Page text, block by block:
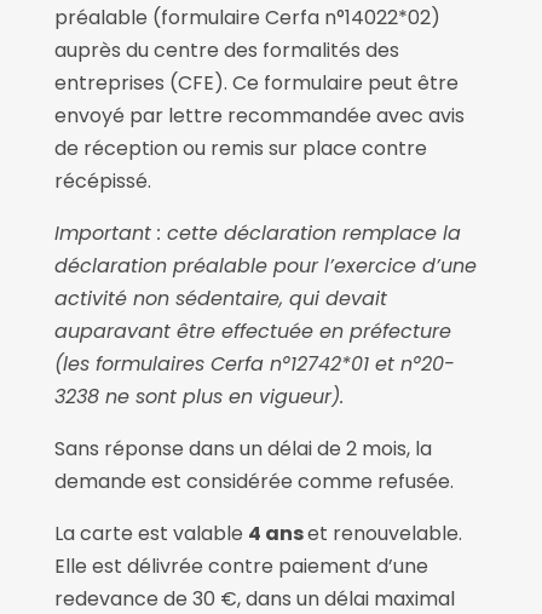
préalable (formulaire Cerfa n°14022*02)
auprès du centre des formalités des
entreprises (CFE). Ce formulaire peut être
envoyé par lettre recommandée avec avis
de réception ou remis sur place contre
récépissé.
Important : cette déclaration remplace la
déclaration préalable pour l’exercice d’une
activité non sédentaire, qui devait
auparavant être effectuée en préfecture
(les formulaires Cerfa n°12742*01 et n°20-
3238 ne sont plus en vigueur).
Sans réponse dans un délai de 2 mois, la
demande est considérée comme refusée.
La carte est valable 4 anset renouvelable.
Elle est délivrée contre paiement d’une
redevance de 30 €, dans un délai maximal